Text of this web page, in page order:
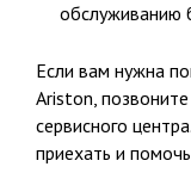
обслуживанию
Если вам нужна
Ariston, позвоните
сервисного
приехать и